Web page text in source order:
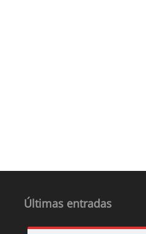
Últimas entradas